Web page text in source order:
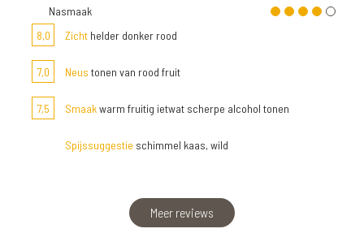
Nasmaak
8,0
Zicht helder donker rood
7,0 Neus tonen van rood fruit
7,5 Smaakwarm fruitig ietwat scherpe alcohol tonen
Spijssuggestie schimmel kaas, wild
Meer reviews